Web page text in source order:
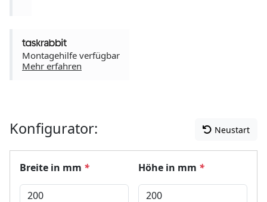
Montagehilfe verfügbar
Mehr erfahren
Konfigurator: Neustart
Breite in mm * Höhe in mm *